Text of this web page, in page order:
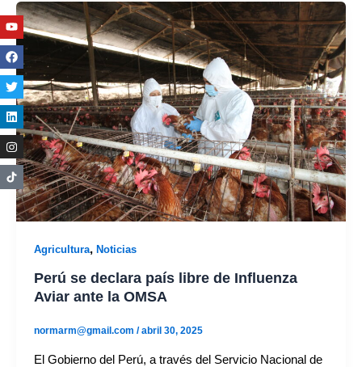
Agricultura, Noticias
Perú se declara país libre de Influenza
Aviar ante la OMSA
normarm@gmail.com /abril 30, 2025
El Gobierno del Perú, a través del Servicio Nacional de
Youtube
Facebook
Twitter
Linkedin
Instagram